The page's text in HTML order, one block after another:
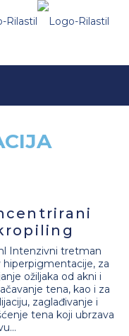
Intenzivni tretman
hiperpigmentacije, za
ožiljaka od akni i
tena, kao i za
zaglađivanje i
tena koji ubrzava